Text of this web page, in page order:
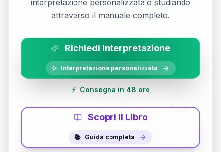
interpretazione personalizzata o studiando
attraverso il manuale completo.
Richiedi Interpretazione
✨ Interpretazione personalizzata
⚡ Consegna in 48 ore
Scopri il Libro
📚 Guida completa